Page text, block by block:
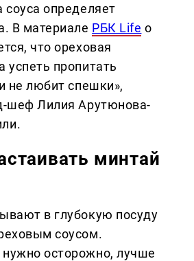
соуса определяет
В материале РБК Life о
что ореховая
успеть пропитать
не любит спешки»,
шеф Лилия Арутюнова-
минтай
в глубокую посуду
соусом.
осторожно, лучше